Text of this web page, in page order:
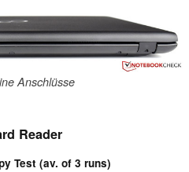
Anschlüsse
Reader
Test (av. of 3 runs)